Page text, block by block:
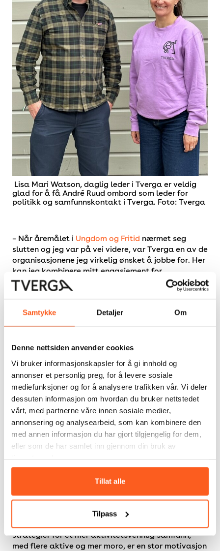
Samtykke Detaljer Om
Denne nettsiden anvender cookies
Vi bruker informasjonskapsler for å gi innhold og
annonser et personlig preg, for å levere sosiale
mediefunksjoner og for å analysere trafikken vår. Vi deler
dessuten informasjon om hvordan du bruker nettstedet
vårt, med partnerne våre innen sosiale medier,
annonsering og analysearbeid, som kan kombinere den
med annen informasjon du har gjort tilgjengelig for dem,
eller som de har samlet inn gjennom din bruk av
Tillat alle
Tilpass
Lisa Mari Watson, daglig leder i Tverga er veldig
glad for å få André Ruud ombord som leder for
politikk og samfunnskontakt i Tverga. Foto: Tverga
– Når åremålet i Ungdom og Fritid nærmet seg
slutten og jeg var på vei videre, var Tverga en av de
organisasjonene jeg virkelig ønsket å jobbe for. Her
kan jeg kombinere mitt engasjement for
egenorganisert aktivitet
med all kunnskapen jeg
har tilegnet meg blant annet i Ungdom og Fritid,
engasjement
Ruud kommer fra stillingen som generalsekretær i
Ungdom og Fritid, en rolle han har hatt siden 2018.
Før det har han hatt lederstillinger i både Asker
kommune og Drammen kommune, blant annet med
ansvar for fritidsklubber, ungdomskulturhus,
skatehaller, tilrettelagt fritid, frivillig sentraler og
Interkultur nasjonalt senter for flerkulturell
Han har også erfaring frastyret i Tverga
rolle der han kan bidra mer direkte til utviklingen:
– Det å få være med på å realisere Tvergas
strategier for et mer aktivitetsvennlig samfunn,
med flere aktive og mer moro, er en stor motivasjon